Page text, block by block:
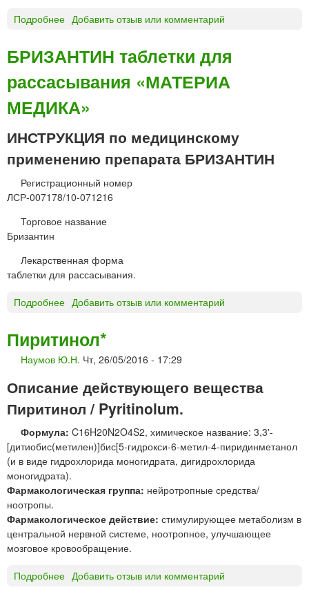
в
н
у
р
М
ф
а
р
Подробнее
Л
И
А
Т
И
И
р
а
с
в
д
л
ф
з
й
и
н
у
т
р
и
ы
ш
е
Добавить отзыв или комментарий
БРИЗАНТИН таблетки для
рассасывания «МАТЕРИА
МЕДИКА»
ИНСТРУКЦИЯ по медицинскому
применению препарата БРИЗАНТИН
Регистрационный номер
ЛСР-007178/10-071216
Торговое название
Бризантин
Лекарственная форма
таблетки для рассасывания.
Подробнее
И
З
Н
И
Н
т
а
б
л
т
и
Добавить отзыв или комментарий
Пиритинол*
Наумов Ю.Н. Чт, 26/05/2016 - 17:29
Описание действующего вещества
Пиритинол / Pyritinolum.
Формула: C16H20N2O4S2, химическое название: 3,3'-
[дитиобис(метилен)]бис[5-гидрокси-6-метил-4-пиридинметанол
(и в виде гидрохлорида моногидрата, дигидрохлорида
моногидрата).
Фармакологическая группа: нейротропные средства/
ноотропы.
Фармакологическое действие: стимулирующее метаболизм в
центральной нервной системе, ноотропное, улучшающее
мозговое кровообращение.
Подробнее Добавить отзыв или комментарий